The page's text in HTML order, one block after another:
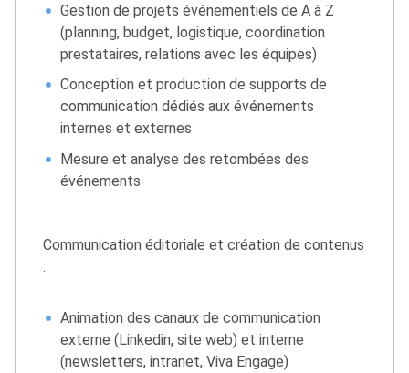
Gestion de projets événementiels de A à Z
(planning, budget, logistique, coordination
prestataires, relations avec les équipes)
Conception et production de supports de
communication dédiés aux événements
internes et externes
Mesure et analyse des retombées des
événements
Communication éditoriale et création de contenus
:
Animation des canaux de communication
externe (Linkedin, site web) et interne
(newsletters, intranet, Viva Engage)